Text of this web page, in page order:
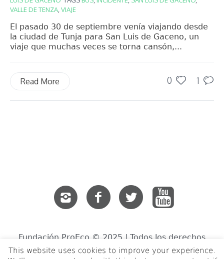
VALLE DE TENZA VIAJE
El pasado 30 de septiembre venía viajando desde
la ciudad de Tunja para San Luis de Gaceno, un
viaje que muchas veces se torna cansón,...
0 1
Read More
Fundación ProEco © 2025 | Todos los derechos
reservados.
This website uses cookies to improve your experience.